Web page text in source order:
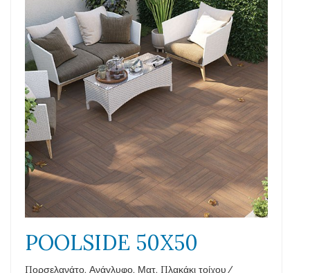
POOLSIDE 50X50
Πορσελανάτο, Ανάγλυφο, Ματ, Πλακάκι τοίχου/